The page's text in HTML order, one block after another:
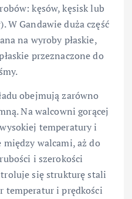
kęsów, kęsisk lub
W Gandawie duża część
na wyroby płaskie,
przeznaczone do
obejmują zarówno
Na walcowni gorącej
temperatury i
walcami, aż do
i szerokości
się strukturę stali
temperatur i prędkości